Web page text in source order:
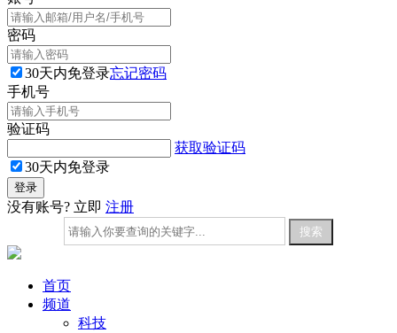
密码
30天内免登录忘记密码
手机号
验证码
获取验证码
30天内免登录
没有账号? 立即 注册
首页
频道
科技